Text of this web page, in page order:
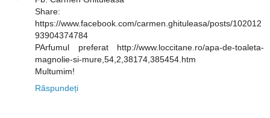
Share:
https://www.facebook.com/carmen.ghituleasa/posts/102012
93904374784
PArfumul preferat http://www.loccitane.ro/apa-de-toaleta-
magnolie-si-mure,54,2,38174,385454.htm
Multumim!
Răspundeți